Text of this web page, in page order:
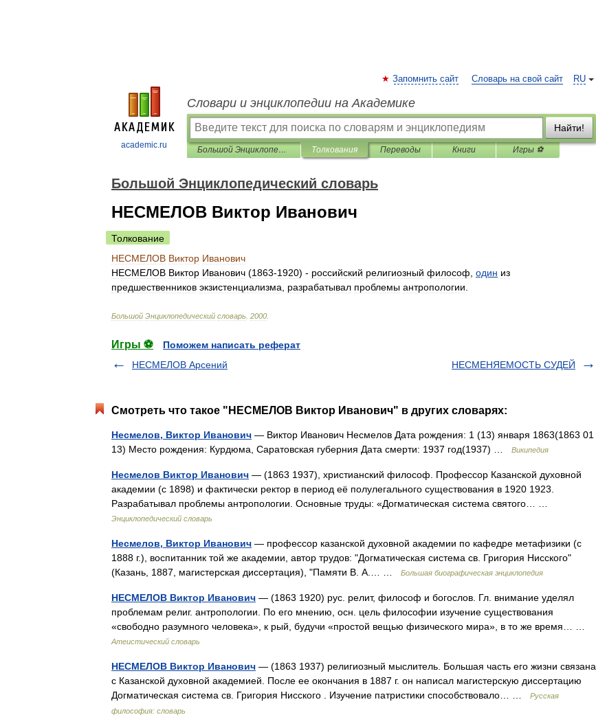
academic.ru
RU
Запомнить сайт Словарь на свой сайт
Словари и энциклопедии на Академике
Найти!
Большой Энциклопедический словарь Толкования Переводы Книги Игры ⚽
Большой Энциклопедический словарь
НЕСМЕЛОВ Виктор Иванович
Толкование
НЕСМЕЛОВ Виктор Иванович
НЕСМЕЛОВ Виктор Иванович (1863-1920) - российский религиозный философ один из
предшественников экзистенциализма разрабатывал проблемы антропологии
Большой Энциклопедический словарь 2000
Игры ⚽
Поможем написать реферат
НЕСМЕЛОВ Арсений
НЕСМЕНЯЕМОСТЬ СУДЕЙ
Смотреть что такое "НЕСМЕЛОВ Виктор Иванович" в других словарях:
Несмелов, Виктор Иванович — Виктор Иванович Несмелов Дата рождения: 1 (13) января 1863(1863 01
13) Место рождения: Курдюма, Саратовская губерния Дата смерти: 1937 год(1937) …
Википедия
Несмелов Виктор Иванович — (1863 1937), христианский философ. Профессор Казанской духовной
академии (с 1898) и фактически ректор в период её полулегального существования в 1920 1923.
Разрабатывал проблемы антропологии. Основные труды: «Догматическая система святого… …
Энциклопедический словарь
Несмелов, Виктор Иванович — профессор казанской духовной академии по кафедре метафизики (с
1888 г.), воспитанник той же академии, автор трудов: "Догматическая система св. Григория Нисского"
(Казань, 1887, магистерская диссертация), "Памяти В. А.… …
Большая биографическая энциклопедия
НЕСМЕЛОВ Виктор Иванович — (1863 1920) рус. релит, философ и богослов. Гл. внимание уделял
проблемам религ. антропологии. По его мнению, осн. цель философии изучение существования
«свободно разумного человека», к рый, будучи «простой вещью физического мира», в то же время… …
Атеистический словарь
НЕСМЕЛОВ Виктор Иванович — (1863 1937) религиозный мыслитель. Большая часть его жизни связана
с Казанской духовной академией. После ее окончания в 1887 г. он написал магистерскую диссертацию
Догматическая система св. Григория Нисского . Изучение патристики способствовало… …
Русская
философия: словарь